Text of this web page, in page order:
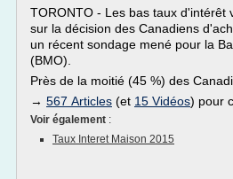
TORONTO - Les bas taux d'intérêt
sur la décision des Canadiens
un récent sondage mené pour la
(BMO).
Près de la moitié (45 %) des
→ 567 Articles (et 15 Vidéos) pour
Voir également :
Taux Interet Maison 2015